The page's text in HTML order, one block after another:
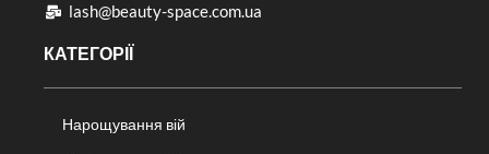
lash@beauty-space.com.ua
КАТЕГОРІЇ
Нарощування вій